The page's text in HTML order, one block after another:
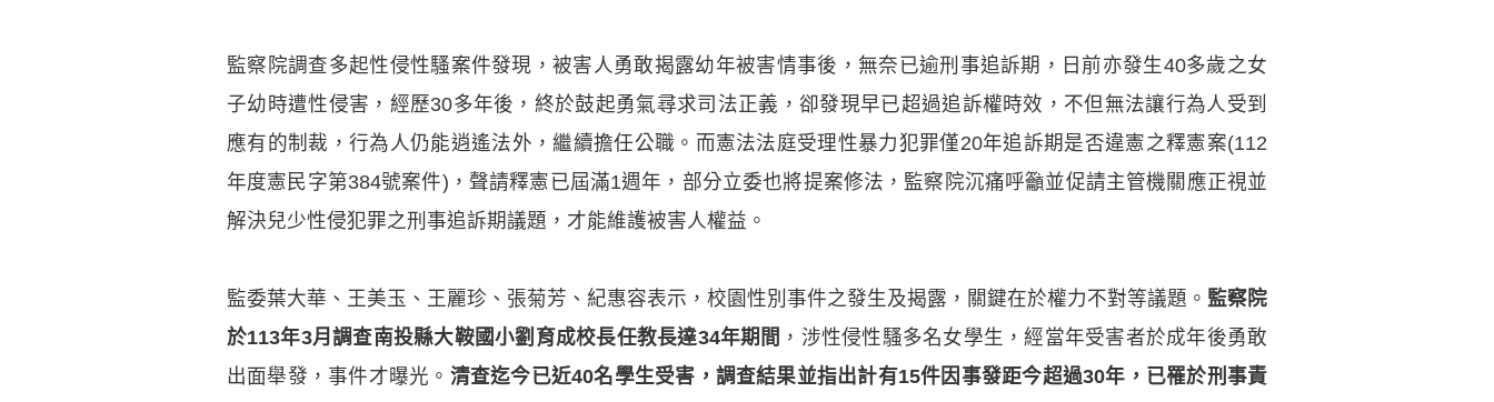
監察院調查多起性侵性騷案件發現，被害人勇敢揭露幼年被害情事後，無奈已逾刑事追訴期，日前亦發生40多歲之女
子幼時遭性侵害，經歷30多年後，終於鼓起勇氣尋求司法正義，卻發現早已超過追訴權時效，不但無法讓行為人受到
應有的制裁，行為人仍能逍遙法外，繼續擔任公職。而憲法法庭受理性暴力犯罪僅20年追訴期是否違憲之釋憲案(112
年度憲民字第384號案件)，聲請釋憲已屆滿1週年，部分立委也將提案修法，監察院沉痛呼籲並促請主管機關應正視並
解決兒少性侵犯罪之刑事追訴期議題，才能維護被害人權益。
監委葉大華、王美玉、王麗珍、張菊芳、紀惠容表示，校園性別事件之發生及揭露，關鍵在於權力不對等議題。 監察院
於113年3月調查南投縣大鞍國小劉育成校長任教長達34年期間 ，涉性侵性騷多名女學生，經當年受害者於成年後勇敢
出面舉發，事件才曝光。 清查迄今已近40名學生受害，調查結果並指出計有15件因事發距今超過30年，已罹於刑事責